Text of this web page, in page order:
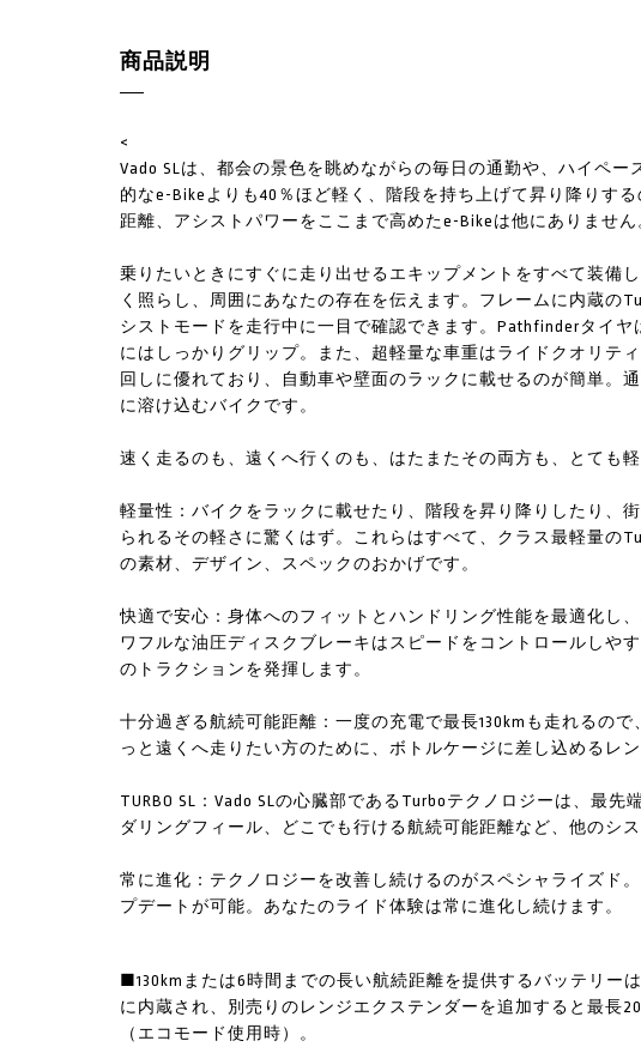
商品説明
<
Vado SLは、都会の景色を眺めながらの毎日の通勤や、ハイペ
的なe-Bikeよりも40％ほど軽く、階段を持ち上げて昇り降りす
距離、アシストパワーをここまで高めたe-Bikeは他にありません
乗りたいときにすぐに走り出せるエキップメントをすべて装備
く照らし、周囲にあなたの存在を伝えます。フレームに内蔵の
シストモードを走行中に一目で確認できます。Pathfinderタイ
にはしっかりグリップ。また、超軽量な車重はライドクオリテ
回しに優れており、自動車や壁面のラックに載せるのが簡単。
に溶け込むバイクです。
速く走るのも、遠くへ行くのも、はたまたその両方も、とても軽
軽量性：バイクをラックに載せたり、階段を昇り降りしたり、
られるその軽さに驚くはず。これらはすべて、クラス最軽量の
の素材、デザイン、スペックのおかげです。
快適で安心：身体へのフィットとハンドリング性能を最適化し
ワフルな油圧ディスクブレーキはスピードをコントロールしや
のトラクションを発揮します。
十分過ぎる航続可能距離：一度の充電で最長130kmも走れるの
っと遠くへ走りたい方のために、ボトルケージに差し込めるレ
TURBO SL：Vado SLの心臓部であるTurboテクノロジーは、最
ダリングフィール、どこでも行ける航続可能距離など、他のシ
常に進化：テクノロジーを改善し続けるのがスペシャライズド
プデートが可能。あなたのライド体験は常に進化し続けます。
■130kmまたは6時間までの長い航続距離を提供するバッテリー
に内蔵され、別売りのレンジエクステンダーを追加すると最長
（エコモード使用時）。